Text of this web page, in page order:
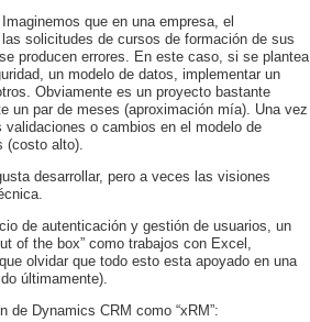
que en una empresa, el
solicitudes de cursos de formación de sus
producen errores. En este caso, si se plantea
un modelo de datos, implementar un
Obviamente es un proyecto bastante
un par de meses (aproximación mía). Una vez
o cambios en el modelo de
(costo alto).
desarrollar, pero a veces las visiones
de autenticación y gestión de usuarios, un
of the box” como trabajos con Excel,
olvidar que todo esto esta apoyado en una
últimamente).
de Dynamics CRM como “xRM”: